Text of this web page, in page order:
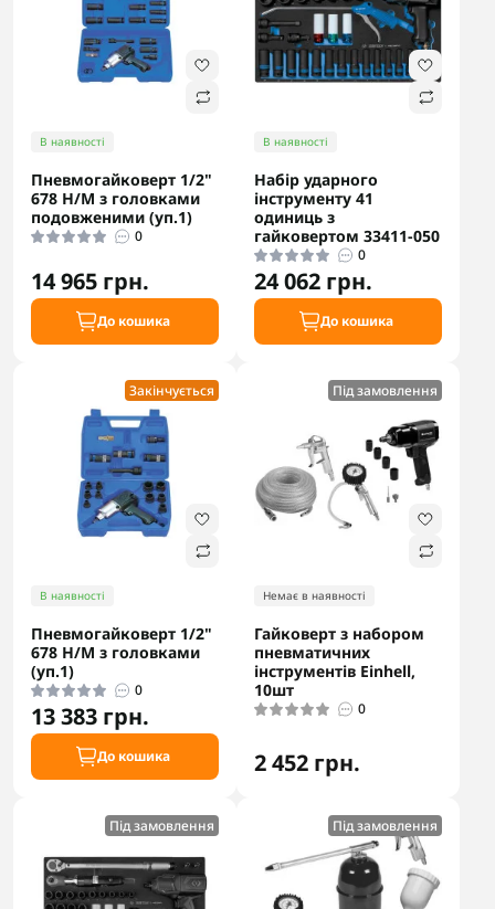
В наявності
Пневмогайковерт 1/2"
678 Н/М з головками
подовженими (уп.1)
0
14 965 грн.
До кошика
В наявності
Набір ударного
інструменту 41
одиниць з
гайковертом 33411-050
0
24 062 грн.
До кошика
Закінчується
В наявності
Пневмогайковерт 1/2"
678 Н/М з головками
(уп.1)
0
13 383 грн.
До кошика
Під замовлення
Немає в наявності
Гайковерт з набором
пневматичних
інструментів Einhell,
10шт
0
2 452 грн.
Під замовлення Під замовлення